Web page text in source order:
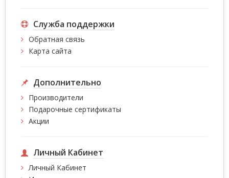
Служба поддержки
Обратная связь
Карта сайта
Дополнительно
Производители
Подарочные сертификаты
Акции
Личный Кабинет
Личный Кабинет